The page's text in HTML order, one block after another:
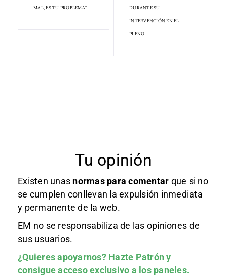
MAL, ES TU PROBLEMA" DURANTE SU
INTERVENCIÓN EN EL
PLENO
Tu opinión
Existen unas normas para comentar que si no
se cumplen conllevan la expulsión inmediata
y permanente de la web.
EM no se responsabiliza de las opiniones de
sus usuarios.
¿Quieres apoyarnos? Hazte Patróny
consigue acceso exclusivo a los paneles.